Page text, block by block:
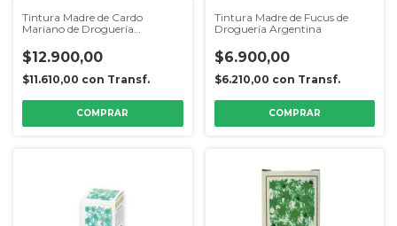
Tintura Madre de Cardo
Mariano de Droguería
$12.900,00
$11.610,00 con Transf.
Tintura Madre de Fucus de
Droguería Argentina
$6.900,00
$6.210,00 con Transf.